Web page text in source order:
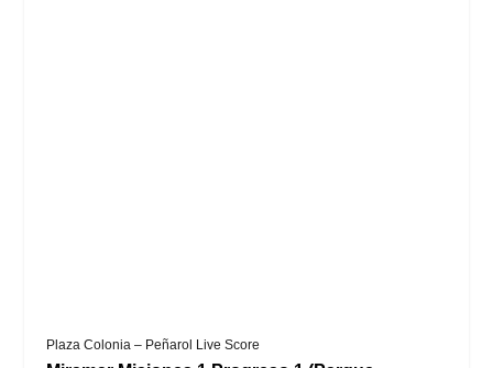
Plaza Colonia – Peñarol Live Score